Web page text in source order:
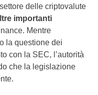
delle criptovalute
importanti
Mentre
la questione dei
con la SEC, l’autorità
che la legislazione